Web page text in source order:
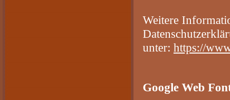
Weitere
unter: https://
Google Web